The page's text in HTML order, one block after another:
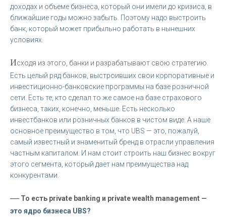
доходах и объеме бизнеса, который они имели до кризиса, в
ближайшие годы можно забыть. Поэтому надо выстроить
банк, который может прибыльно работать в нынешних
условиях.
Исходя из этого, банки и разрабатывают свою стратегию.
Есть целый ряд банков, выстроивших свои корпоративные и
инвестиционно-банковские программы на базе розничной
сети. Есть те, кто сделал то же самое на базе страхового
бизнеса, таких, конечно, меньше. Есть несколько
инвестбанков или розничных банков в чистом виде. А наше
основное преимущество в том, что UBS — это, пожалуй,
самый известный и знаменитый бренд в отрасли управления
частным капиталом. И нам стоит строить наш бизнес вокруг
этого сегмента, который дает нам преимущества над
конкурентами.
— То есть private banking и private wealth management —
это ядро бизнеса UBS?